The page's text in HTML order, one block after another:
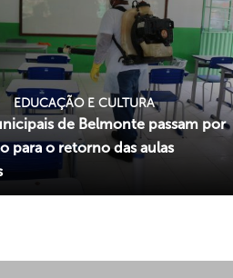
EDUCAÇÃO E CULTURA
de Belmonte passam por
para o retorno das aulas